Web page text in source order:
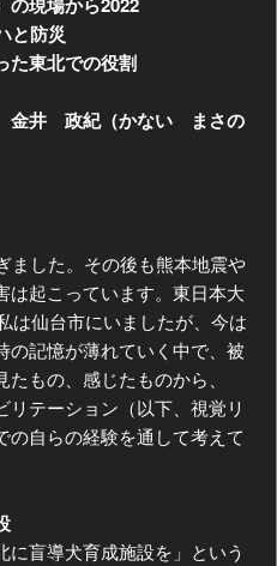
と防災
た東北での役割
金井 政紀（かない まさの
した。その後も熊本地震や
は起こっています。東日本大
は仙台市にいましたが、今は
の記憶が薄れていく中で、被
もの、感じたものから、
リテーション（以下、視覚リ
自らの経験を通して考えて
盲導犬育成施設を」という